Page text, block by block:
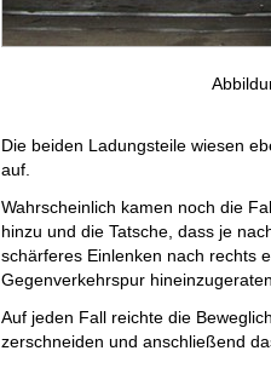
Die beiden Ladungsteile wiesen
auf.
Wahrscheinlich kamen noch die
hinzu und die Tatsche, dass je
schärferes Einlenken nach rechts
Gegenverkehrspur
Auf jeden Fall reichte die
zerschneiden und anschließend